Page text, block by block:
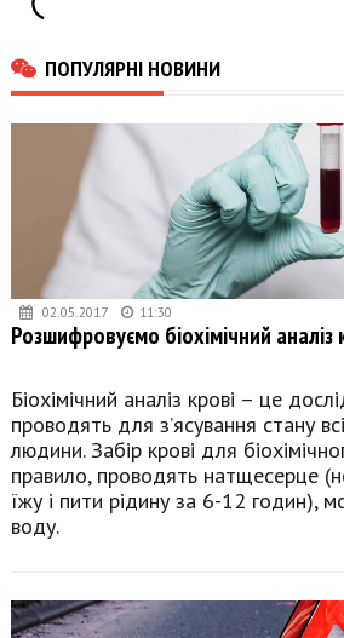
ПОПУЛЯРНІ НОВИНИ
02.05.2017 11:30
Розшифровуємо біохімічний аналіз
Біохімічний аналіз крові – це
проводять для з’ясування стану
людини. Забір крові для
правило, проводять натщесерце
їжу і пити рідину за 6-12 годин),
воду.